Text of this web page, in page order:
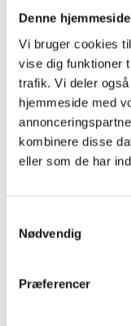
Denne
Vi bruger cookies
vise dig funktioner
trafik. Vi deler
hjemmeside med
kombinere disse
eller som de har
Nødvendig
Præferencer
Vi værdsætter den tid
en del af en
samarbejde prioriteres
Hvis du har passion
opgaver og
kan udvikle dig hos
klare rammer og en
hånd i hånd.
Vi ser frem til at
byde vores nye
Masser af frihed